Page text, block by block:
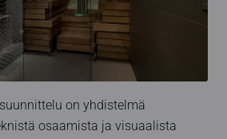
on yhdistelmä
osaamista ja visuaalista